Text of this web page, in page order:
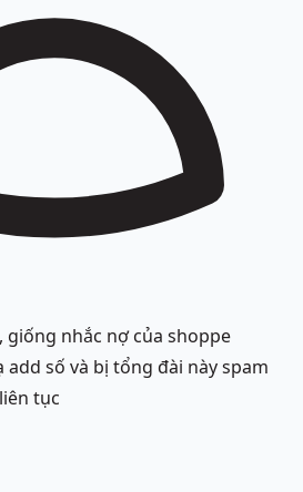
nhắc nợ của shoppe
số và bị tổng đài này spam
tục